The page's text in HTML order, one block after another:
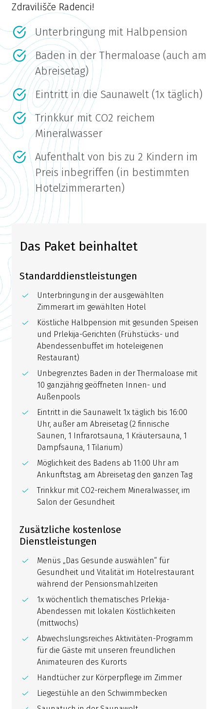
Zdravilišče Radenci!
Unterbringung mit Halbpension
Baden in der Thermaloase (auch am
Abreisetag)
Eintritt in die Saunawelt (1x täglich)
Trinkkur mit CO2 reichem
Mineralwasser
Aufenthalt von bis zu 2 Kindern im
Preis inbegriffen (in bestimmten
Hotelzimmerarten)
Das Paket beinhaltet
Standarddienstleistungen
Unterbringung in der ausgewählten
Zimmerart im gewählten Hotel
Köstliche Halbpension mit gesunden Speisen
und Prlekija-Gerichten (Frühstücks- und
Abendessenbuffet im hoteleigenen
Restaurant)
Unbegrenztes Baden in der Thermaloase mit
10 ganzjährig geöffneten Innen- und
Außenpools
Eintritt in die Saunawelt 1x täglich bis 16:00
Uhr, außer am Abreisetag (2 finnische
Saunen, 1 Infrarotsauna, 1 Kräutersauna, 1
Dampfsauna, 1 Tilarium)
Möglichkeit des Badens ab 11:00 Uhr am
Ankunftstag, am Abreisetag den ganzen Tag
Trinkkur mit CO2-reichem Mineralwasser, im
Salon der Gesundheit
Zusätzliche kostenlose
Dienstleistungen
Menüs „Das Gesunde auswählen“ für
Gesundheit und Vitalität im Hotelrestaurant
während der Pensionsmahlzeiten
1x wöchentlich thematisches Prlekija-
Abendessen mit lokalen Köstlichkeiten
(mittwochs)
Abwechslungsreiches Aktivitäten-Programm
für die Gäste mit unseren freundlichen
Animateuren des Kurorts
Handtücher zur Körperpflege im Zimmer
Liegestühle an den Schwimmbecken